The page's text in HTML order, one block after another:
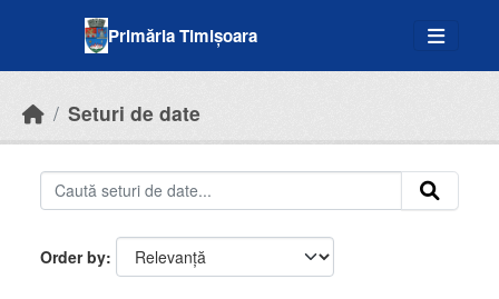
Primăria Timișoara
Seturi de date
Order by